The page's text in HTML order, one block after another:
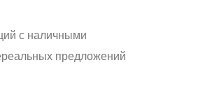
с наличными
предложений